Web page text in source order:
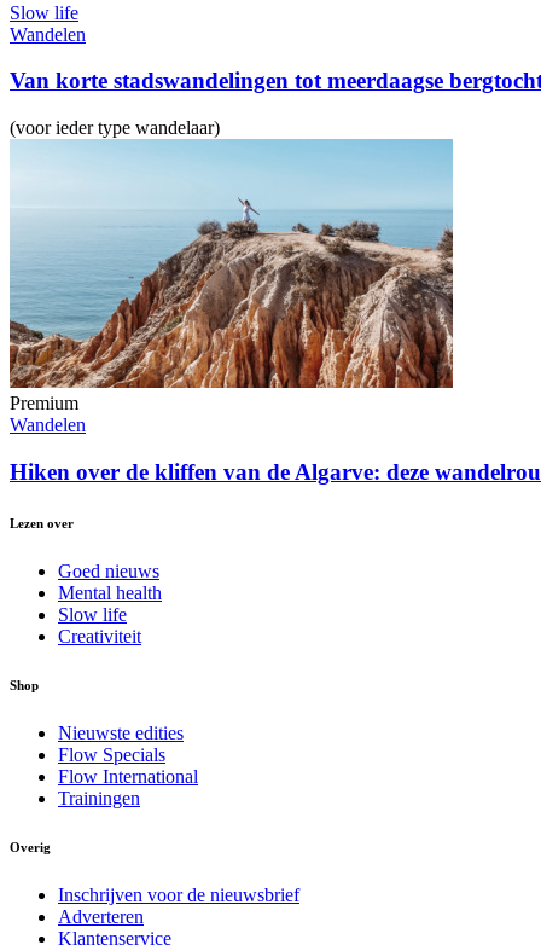
Slow life
Wandelen
Van korte stadswandelingen tot meerdaagse
(voor ieder type wandelaar)
Premium
Wandelen
Hiken over de kliffen van de Algarve: deze
Lezen over
Goed nieuws
Mental health
Slow life
Creativiteit
Shop
Nieuwste edities
Flow Specials
Flow International
Trainingen
Overig
Inschrijven voor de nieuwsbrief
Adverteren
Klantenservice